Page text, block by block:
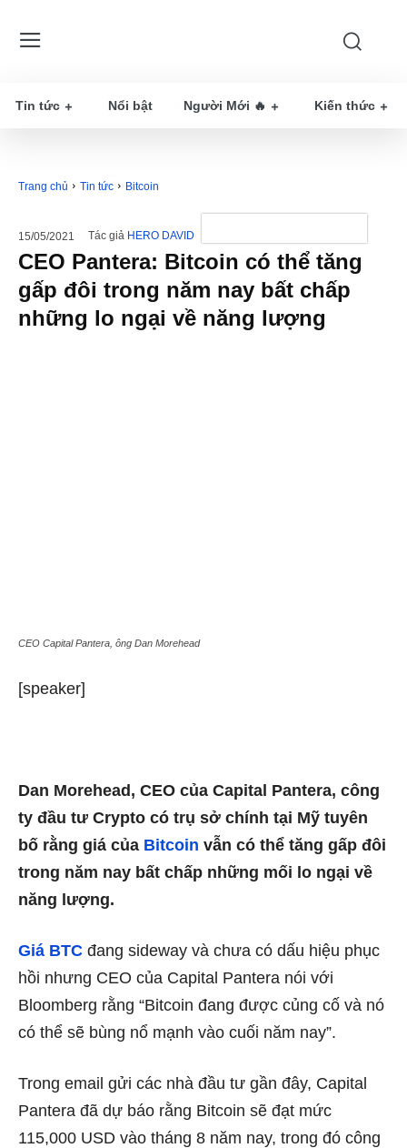
Tin tức Nổi bật Người Mới 🔥 Kiến thức
Trang chủ Tin tức Bitcoin
15/05/2021 Tác giả HERO DAVID
CEO Pantera: Bitcoin có thể tăng
gấp đôi trong năm nay bất chấp
những lo ngại về năng lượng
CEO Capital Pantera, ông Dan Morehead
[speaker]
Dan Morehead, CEO của Capital Pantera, công
ty đầu tư Crypto có trụ sở chính tại Mỹ tuyên
bố rằng giá của Bitcoin vẫn có thể tăng gấp đôi
trong năm nay bất chấp những mối lo ngại về
năng lượng.
Giá BTC đang sideway và chưa có dấu hiệu phục
hồi nhưng CEO của Capital Pantera nói với
Bloomberg rằng “Bitcoin đang được củng cố và nó
có thể sẽ bùng nổ mạnh vào cuối năm nay”.
Trong email gửi các nhà đầu tư gần đây, Capital
Pantera đã dự báo rằng Bitcoin sẽ đạt mức
115,000 USD vào tháng 8 năm nay, trong đó công